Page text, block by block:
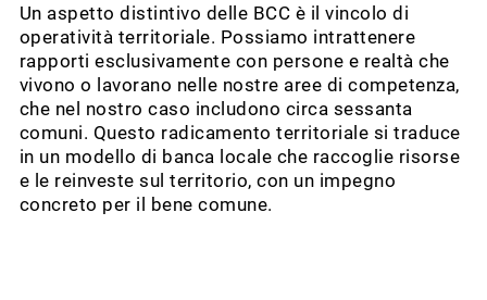
Un aspetto distintivo delle BCC è il vincolo di
operatività territoriale. Possiamo intrattenere
rapporti esclusivamente con persone e realtà che
vivono o lavorano nelle nostre aree di competenza,
che nel nostro caso includono circa sessanta
comuni. Questo radicamento territoriale si traduce
in un modello di banca locale che raccoglie risorse
e le reinveste sul territorio, con un impegno
concreto per il bene comune.